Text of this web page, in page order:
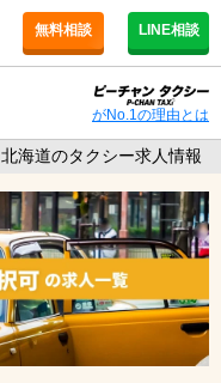
無料相談 LINE相談
がNo.1の理由とは
北海道のタクシー求人情報